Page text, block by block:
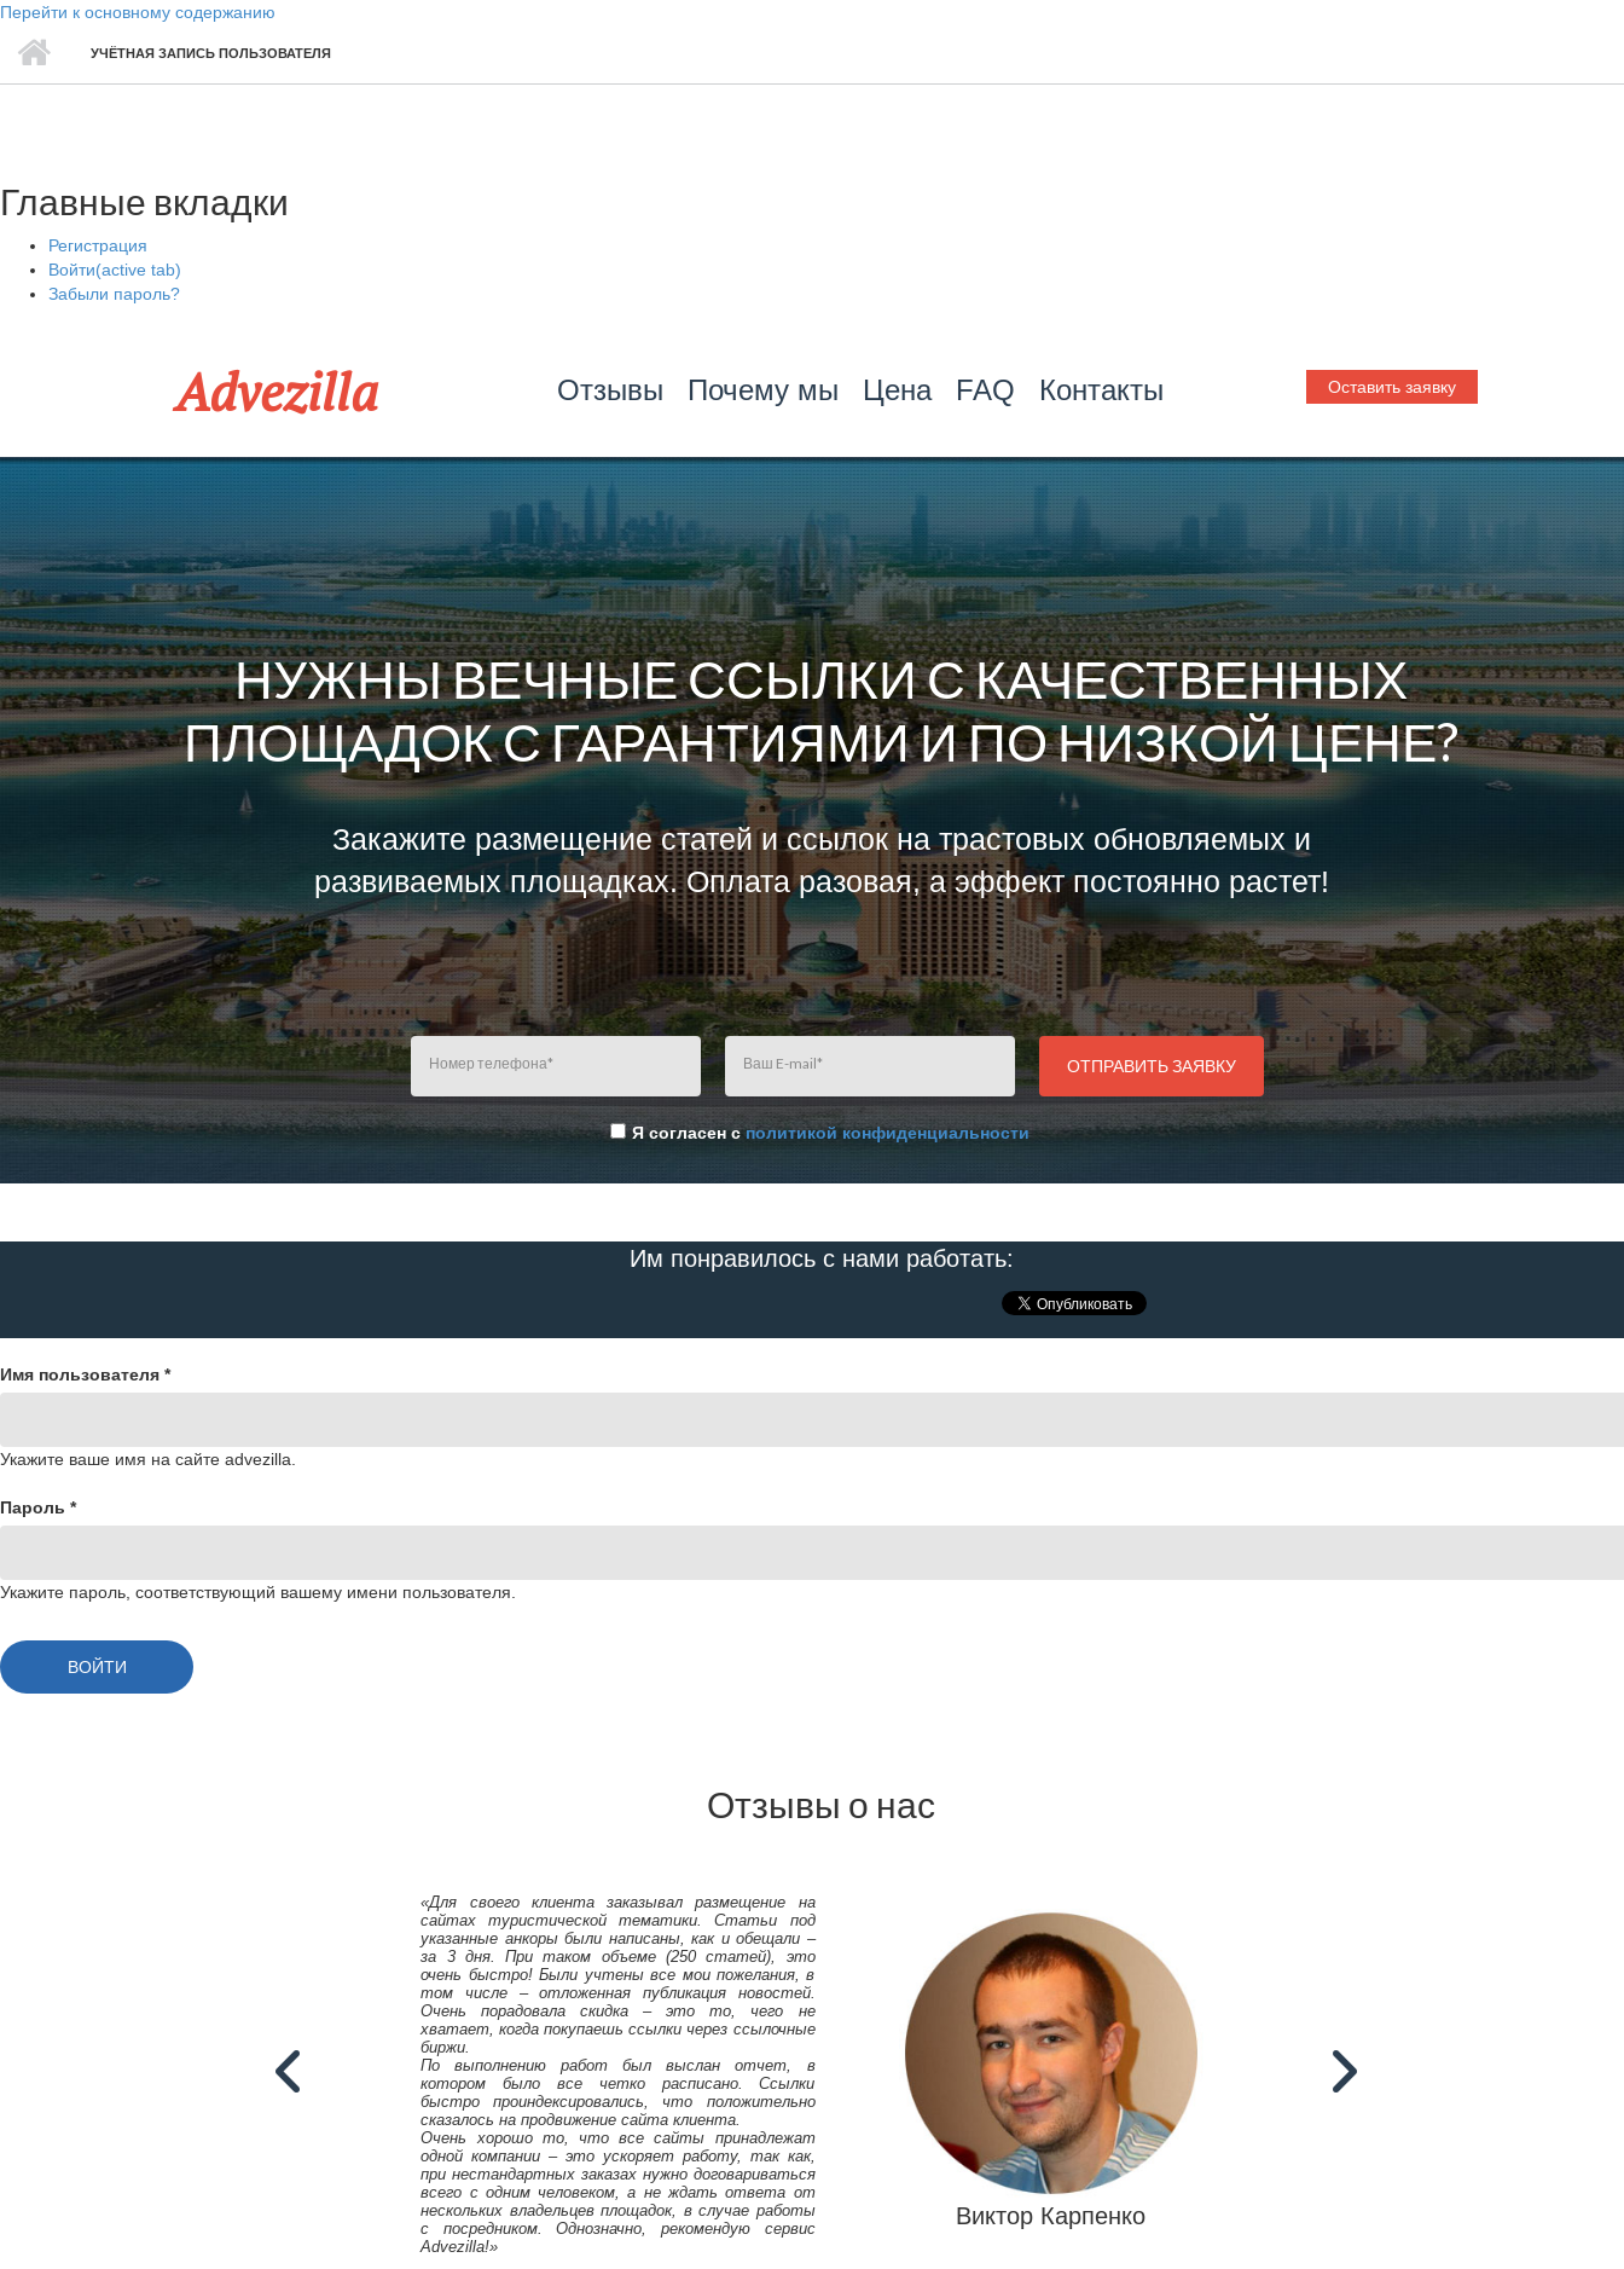
Перейти к основному содержанию
УЧЁТНАЯ ЗАПИСЬ ПОЛЬЗОВАТЕЛЯ
Главные вкладки
Регистрация
Войти(active tab)
Забыли пароль?
Advezilla Отзывы Почему мы Цена FAQ Контакты Оставить заявку
НУЖНЫ ВЕЧНЫЕ ССЫЛКИ С КАЧЕСТВЕННЫХ
ПЛОЩАДОК С ГАРАНТИЯМИ И ПО НИЗКОЙ ЦЕНЕ?
Закажите размещение статей и ссылок на трастовых обновляемых и
развиваемых площадках. Оплата разовая, а эффект постоянно растет!
Я согласен сполитикой конфиденциальности
Им понравилось с нами работать:
Имя пользователя *
Укажите ваше имя на сайте advezilla.
Пароль *
Укажите пароль, соответствующий вашему имени пользователя.
Отзывы о нас
«Для своего клиента заказывал размещение на
сайтах туристической тематики. Статьи под
указанные анкоры были написаны, как и обещали –
за 3 дня. При таком объеме (250 статей), это
очень быстро! Были учтены все мои пожелания, в
том числе – отложенная публикация новостей.
Очень порадовала скидка – это то, чего не
хватает, когда покупаешь ссылки через ссылочные
биржи.
По выполнению работ был выслан отчет, в
котором было все четко расписано. Ссылки
быстро проиндексировались, что положительно
сказалось на продвижение сайта клиента.
Очень хорошо то, что все сайты принадлежат
одной компании – это ускоряет работу, так как,
при нестандартных заказах нужно договариваться
всего с одним человеком, а не ждать ответа от
нескольких владельцев площадок, в случае работы
с посредником. Однозначно, рекомендую сервис
Advezilla!»
Виктор Карпенко
трафиком, ссылки размещаются в
символов, а не в коротких заметках,
тематика сайта (что очень